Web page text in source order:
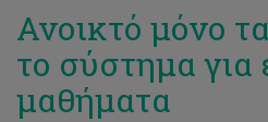
Ανοικτό μόνο
το σύστημα για
μαθήματα